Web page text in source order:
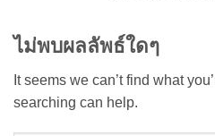
ไม่พบผลลัพธ์ใดๆ
It seems we can’t find what
searching can help.